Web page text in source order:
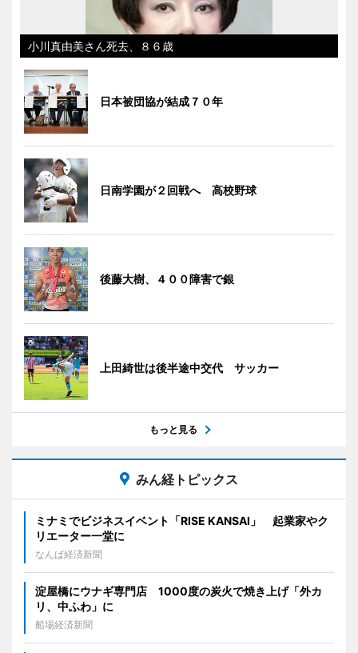
小川真由美さん死去、８６歳
日本被団協が結成７０年
日南学園が２回戦へ 高校野球
後藤大樹、４００障害で銀
上田綺世は後半途中交代 サッカー
もっと見る
みん経トピックス
ミナミでビジネスイベント「RISE KANSAI」 起業家やク
リエーター一堂に
なんば経済新聞
淀屋橋にウナギ専門店 1000度の炭火で焼き上げ「外カ
リ、中ふわ」に
船場経済新聞